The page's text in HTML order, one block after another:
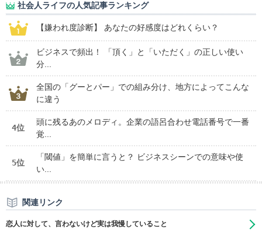
社会人ライフの人気記事ランキング
【嫌われ度診断】 あなたの好感度はどれくらい？
ビジネスで頻出！ 「頂く」と「いただく」の正しい使い
分...
全国の「グーとパー」での組み分け、地方によってこんな
に違う
4位
頭に残るあのメロディ。企業の語呂合わせ電話番号で一番
覚...
5位
「閾値」を簡単に言うと？ ビジネスシーンでの意味や使
い...
関連リンク
恋人に対して、言わないけど実は我慢していること